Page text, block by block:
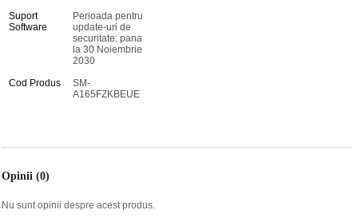
Suport
Software
Perioada pentru
update-uri de
securitate: pana
la 30 Noiembrie
2030
Cod Produs
SM-
A165FZKBEUE
Opinii (0)
Nu sunt opinii despre acest produs.